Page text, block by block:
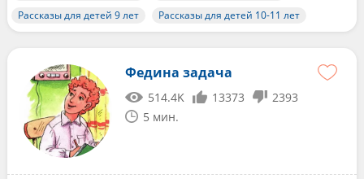
Рассказы для детей 9 лет
Рассказы для детей 10-11 лет
Федина задача
514.4K 13373
2393
5 мин.